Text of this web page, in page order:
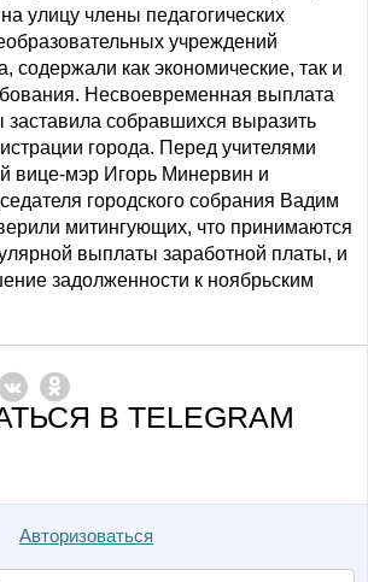
улицу члены педагогических
учреждений
содержали как экономические, так и
Несвоевременная выплата
заставила собравшихся выразить
города. Перед учителями
вице-мэр Игорь Минервин и
городского собрания Вадим
митингующих, что принимаются
выплаты заработной платы, и
задолженности к ноябрьским
В TELEGRAM
Авторизоваться